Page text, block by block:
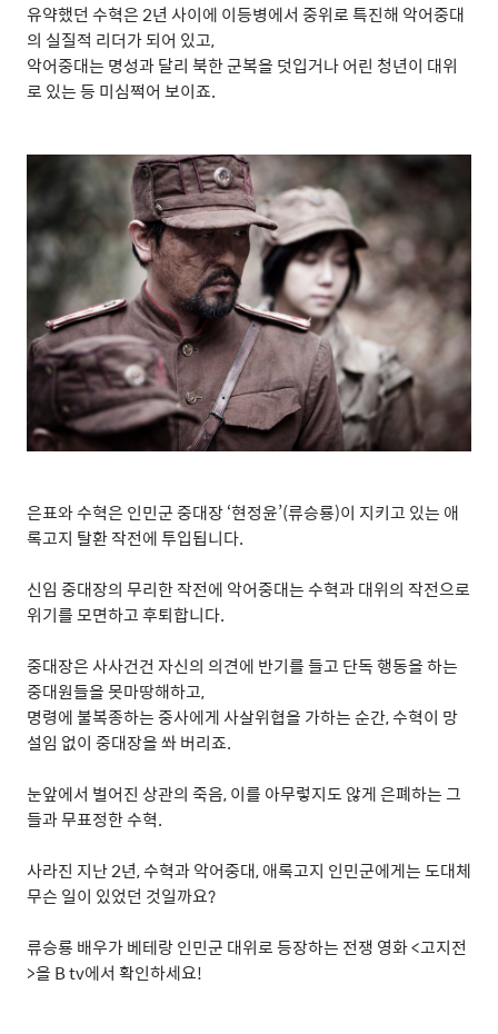
유약했던 수혁은2년 사이에 이등병에서 중위로 특진해 악어중대
의 실질적 리더가 되어 있고,
악어중대는 명성과 달리 북한 군복을 덧입거나 어린 청년이 대위
로 있는 등 미심쩍어 보이죠.
은표와 수혁은 인민군 중대장‘현정윤’(류승룡)이 지키고 있는 애
록고지 탈환 작전에 투입됩니다.
신임 중대장의 무리한 작전에 악어중대는 수혁과 대위의 작전으로
위기를 모면하고 후퇴합니다.
중대장은 사사건건 자신의 의견에 반기를 들고 단독 행동을 하는
중대원들을 못마땅해하고,
명령에 불복종하는 중사에게 사살위협을 가하는 순간,수혁이 망
설임 없이 중대장을 쏴 버리죠.
눈앞에서 벌어진 상관의 죽음,이를 아무렇지도 않게 은폐하는 그
들과 무표정한 수혁.
사라진 지난2년,수혁과 악어중대,애록고지 인민군에게는 도대체
무슨 일이 있었던 것일까요?
류승룡 배우가 베테랑 인민군 대위로 등장하는 전쟁 영화<고지전
>을 B tv에서 확인하세요!